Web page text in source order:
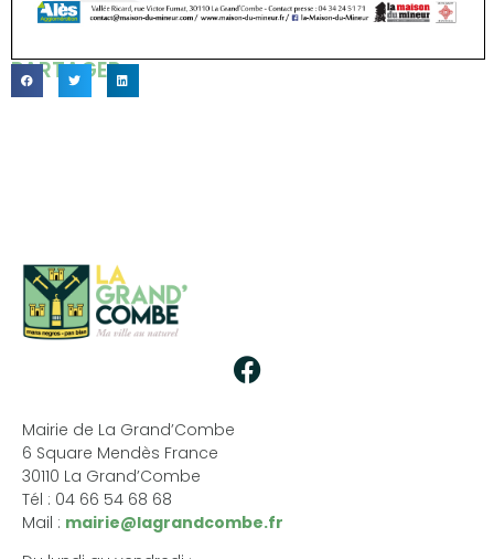
PARTAGER...
Mairie de La Grand’Combe
6 Square Mendès France
30110 La Grand’Combe
Tél : 04 66 54 68 68
Mail : mairie@lagrandcombe.fr